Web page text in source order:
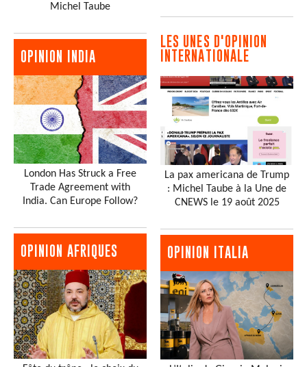
Michel Taube
OPINION INDIA
London Has Struck a Free
Trade Agreement with
India. Can Europe Follow?
OPINION AFRIQUES
LES UNES D'OPINION
INTERNATIONALE
La pax americana de Trump
: Michel Taube à la Une de
CNEWS le 19 août 2025
OPINION ITALIA